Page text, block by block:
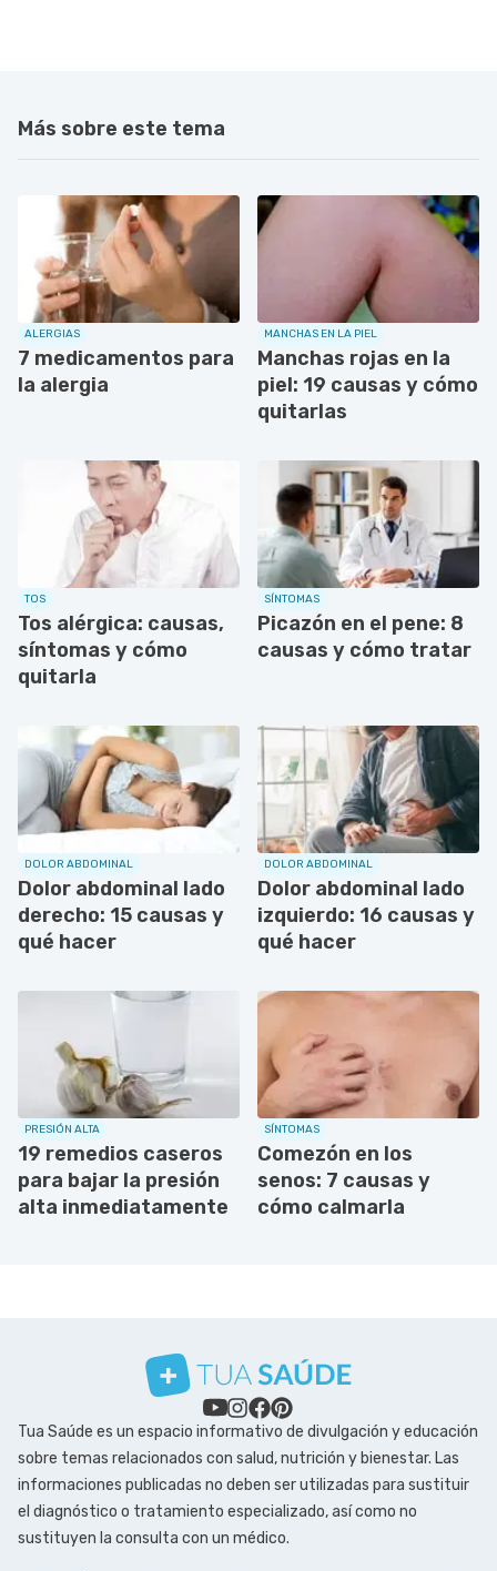
Más sobre este tema
ALERGIAS
7 medicamentos para
la alergia
MANCHAS EN LA PIEL
Manchas rojas en la
piel: 19 causas y cómo
quitarlas
TOS
Tos alérgica: causas,
síntomas y cómo
quitarla
SÍNTOMAS
Picazón en el pene: 8
causas y cómo tratar
DOLOR ABDOMINAL
Dolor abdominal lado
derecho: 15 causas y
qué hacer
DOLOR ABDOMINAL
Dolor abdominal lado
izquierdo: 16 causas y
qué hacer
PRESIÓN ALTA
19 remedios caseros
para bajar la presión
alta inmediatamente
SÍNTOMAS
Comezón en los
senos: 7 causas y
cómo calmarla
Tua Saúde es un espacio informativo de divulgación y educación
sobre temas relacionados con salud, nutrición y bienestar. Las
informaciones publicadas no deben ser utilizadas para sustituir
el diagnóstico o tratamiento especializado, así como no
sustituyen la consulta con un médico.